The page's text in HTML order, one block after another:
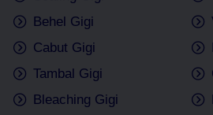
Behel Gigi
Cabut Gigi
Tambal Gigi
Bleaching Gigi